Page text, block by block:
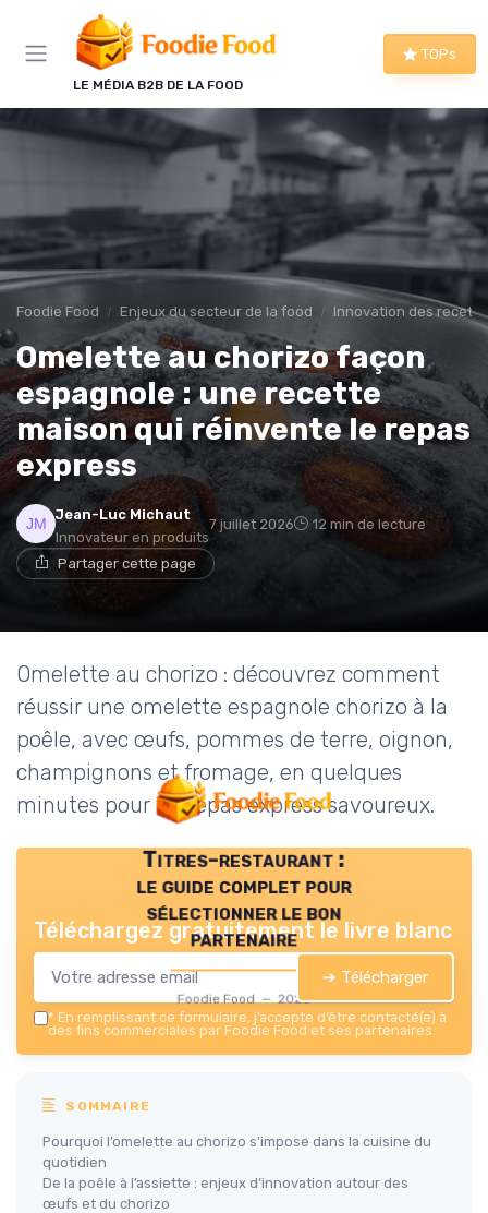
LE MÉDIA B2B DE LA FOOD
TOPs
Foodie Food Enjeux du secteur de la food Innovation des
Omelette au chorizo façon
espagnole : une recette
maison qui réinvente le repas
express
Jean-Luc Michaut
Innovateur en produits
7 juillet 2026 12 min de lecture
Partager cette page
Omelette au chorizo : découvrez comment
réussir une omelette espagnole chorizo à la
poêle, avec œufs, pommes de terre, oignon,
champignons et fromage, en quelques
minutes pour un repas express savoureux.
Titres-restaurant :
le guide complet pour
sélectionner le bon
partenaire
Foodie Food — 2026
Téléchargez gratuitement le livre blanc
➔ Télécharger
* En remplissant ce formulaire, j’accepte d’être contacté(e) à
des fins commerciales par Foodie Food et ses partenaires.
SOMMAIRE
Pourquoi l’omelette au chorizo s’impose dans la cuisine du
quotidien
De la poêle à l’assiette : enjeux d’innovation autour des
œufs et du chorizo
Panneau de gestion des cookies